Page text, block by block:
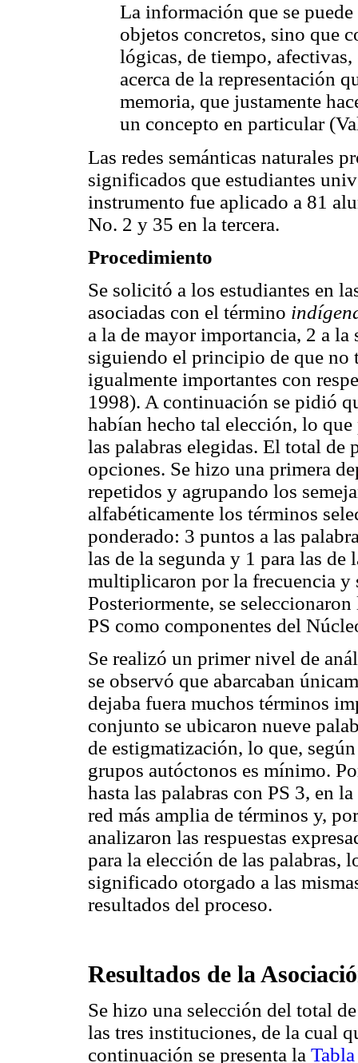
La información que se
objetos concretos, sino que
lógicas, de tiempo,
acerca de la representación
memoria, que justamente
un concepto en particular
Las redes semánticas naturales
significados que estudiantes
instrumento fue aplicado a 81
No. 2 y 35 en la tercera.
Procedimiento
Se solicitó a los estudiantes en
asociadas con el término
a la de mayor importancia, 2 a
siguiendo el principio de que no
igualmente importantes con
1998). A continuación se pidió
habían hecho tal elección, lo
las palabras elegidas. El total de
opciones. Se hizo una primera
repetidos y agrupando los
alfabéticamente los términos
ponderado: 3 puntos a las
las de la segunda y 1 para las de
multiplicaron por la frecuencia y
Posteriormente, se
PS como componentes del
Se realizó un primer nivel de
se observó que abarcaban
dejaba fuera muchos términos
conjunto se ubicaron nueve
de estigmatización, lo que,
grupos autóctonos es mínimo.
hasta las palabras con PS 3, en
red más amplia de términos y,
analizaron las respuestas
para la elección de las palabras,
significado otorgado a las
resultados del proceso.
Resultados de la
Se hizo una selección del total
las tres instituciones, de la cual
continuación se presenta la